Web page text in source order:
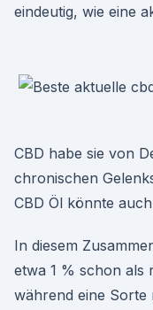
eindeutig, wie eine
CBD habe sie von
chronischen
CBD Öl könnte
In diesem
etwa 1 % schon als
während eine Sorte